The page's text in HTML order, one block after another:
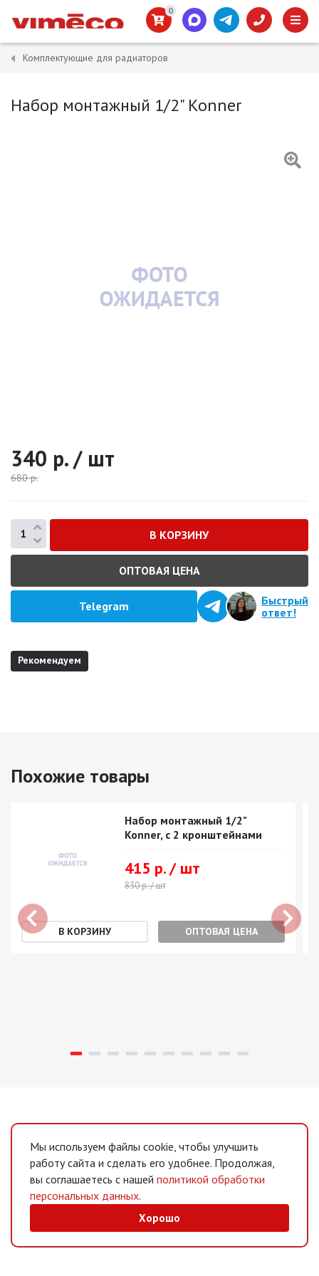
0
Комплектующие для радиаторов
Набор монтажный 1/2" Konner
340 р. / шт
680р.
ОПТОВАЯ ЦЕНА
Telegram
Быстрый
ответ!
Рекомендуем
Похожие товары
Набор монтажный 1/2"
Konner, с 2 кронштейнами
415 р. / шт
830 р. / шт
ОПТОВАЯ ЦЕНА
Мы используем файлы cookie, чтобы улучшить
работу сайта и сделать его удобнее. Продолжая,
вы соглашаетесь с нашей политикой обработки
персональных данных.
Хорошо